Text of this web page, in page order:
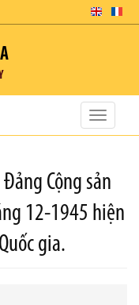
Toggle
Cộng sản
12-1945 hiện
gia.